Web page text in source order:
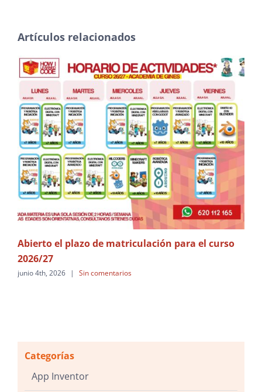
Artículos relacionados
Abierto el plazo de matriculación para el curso
2026/27
junio 4th, 2026 | Sin comentarios
Categorías
App Inventor